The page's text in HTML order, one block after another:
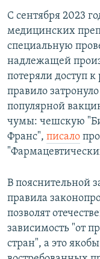
С сентября 2023
медицинских
специальную
надлежащей
потеряли доступ
правило
популярной
чумы: чешскую
Франс", писало
В пояснительной
правила
позволят
зависимость "от
стран", а это